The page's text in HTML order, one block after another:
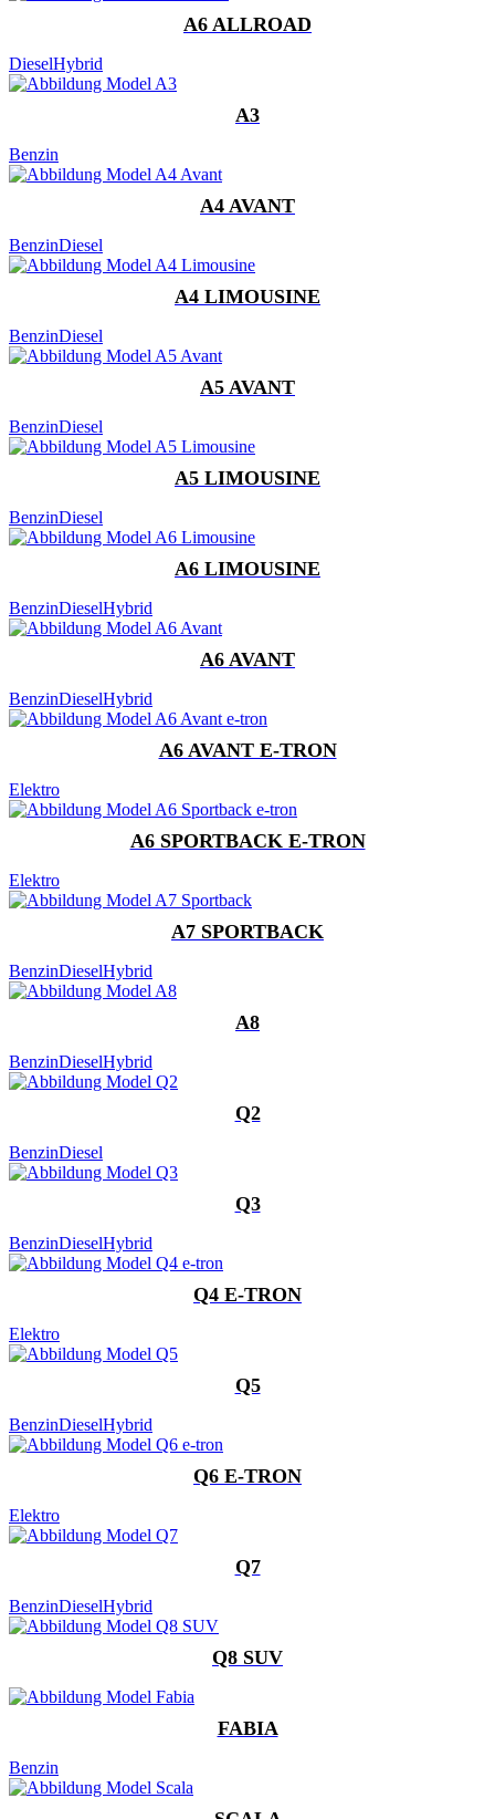
A6 ALLROAD
DieselHybrid
A3
Benzin
A4 AVANT
BenzinDiesel
A4 LIMOUSINE
BenzinDiesel
A5 AVANT
BenzinDiesel
A5 LIMOUSINE
BenzinDiesel
A6 LIMOUSINE
BenzinDieselHybrid
A6 AVANT
BenzinDieselHybrid
A6 AVANT E-TRON
Elektro
A6 SPORTBACK E-TRON
Elektro
A7 SPORTBACK
BenzinDieselHybrid
A8
BenzinDieselHybrid
Q2
BenzinDiesel
Q3
BenzinDieselHybrid
Q4 E-TRON
Elektro
Q5
BenzinDieselHybrid
Q6 E-TRON
Elektro
Q7
BenzinDieselHybrid
Q8 SUV
FABIA
Benzin